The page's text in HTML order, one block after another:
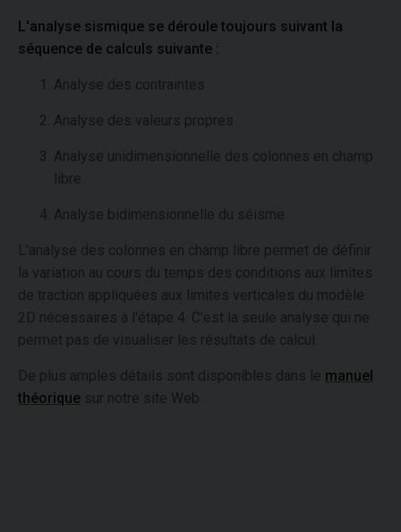
L'analyse sismique se déroule toujours suivant la
séquence de calculs suivante :
Analyse des contraintes
Analyse des valeurs propres
Analyse unidimensionnelle des colonnes en champ
libre
Analyse bidimensionnelle du séisme
L'analyse des colonnes en champ libre permet de définir
la variation au cours du temps des conditions aux limites
de traction appliquées aux limites verticales du modèle
2D nécessaires à l'étape 4. C'est la seule analyse qui ne
permet pas de visualiser les résultats de calcul.
De plus amples détails sont disponibles dans le manuel
théorique sur notre site Web.